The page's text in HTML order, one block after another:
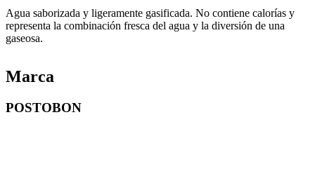
Agua saborizada y ligeramente gasificada. No contiene calorías y
representa la combinación fresca del agua y la diversión de una
gaseosa.
Marca
POSTOBON